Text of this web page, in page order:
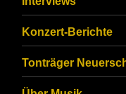
you
are
human.
Konzert-Berichte
Tonträger